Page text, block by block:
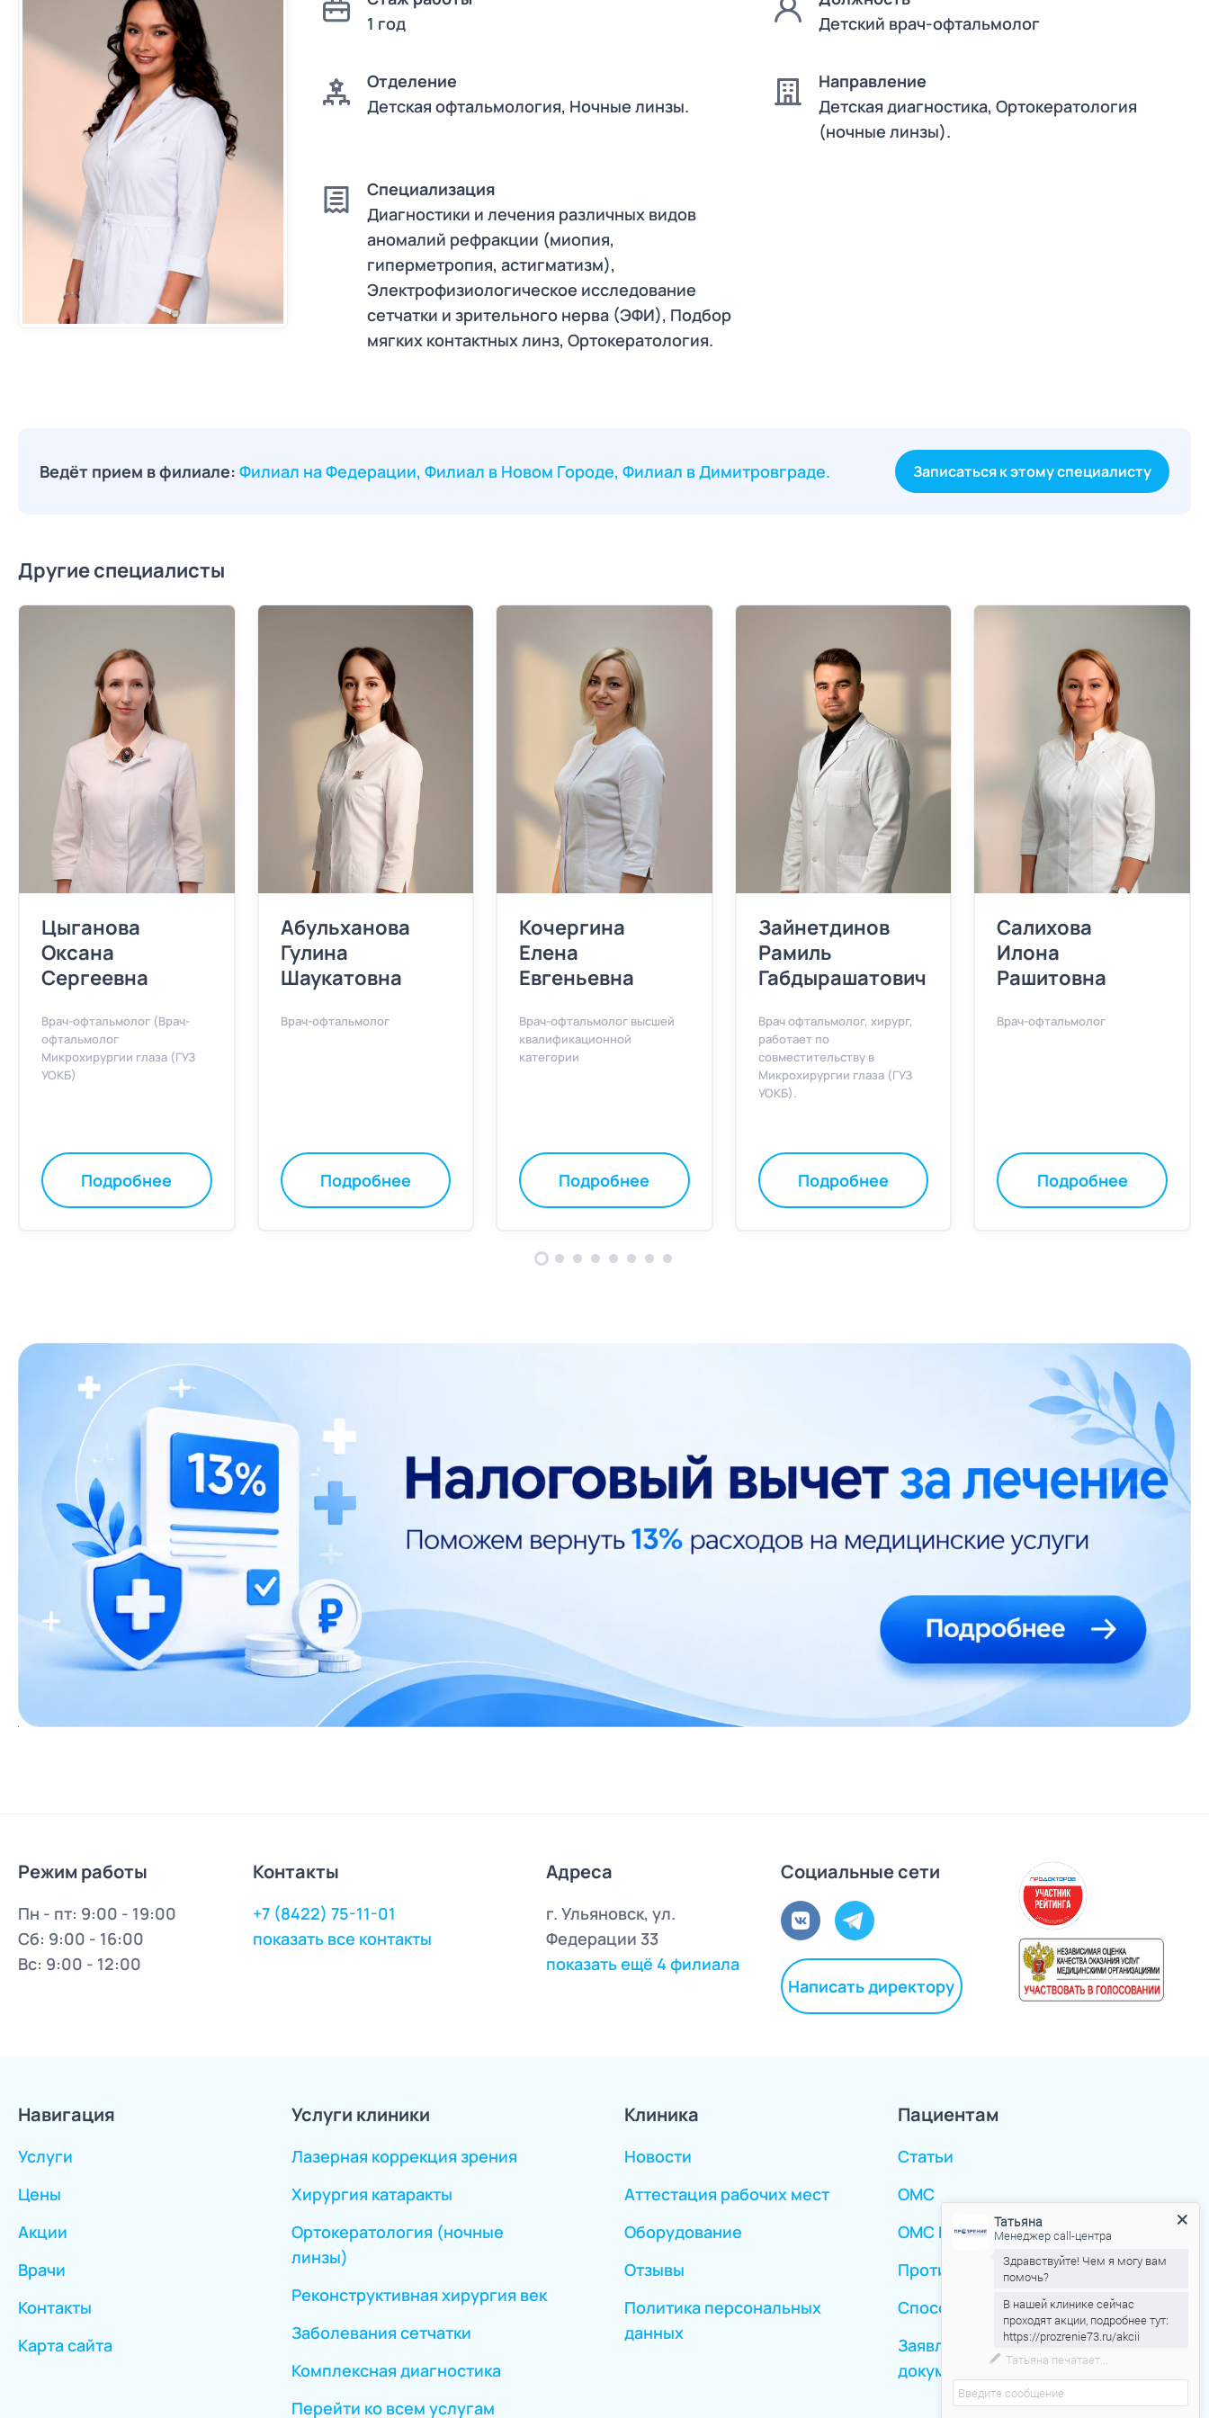
Детская офтальмология
Лазерная коррекция зрения
Удаление катаракты с заменой
ИОЛ в Ульяновске
Коррекция зрения после 45 лет
Лечение глаукомы
Лазерный центр
Ортокератология (Ночные линзы)
Амбулаторные операции
Интравитреальные инъекции
(При лечении ВМД)
Микроинвазивная витрэктомия
1 год
Детский врач-офтальмолог
Отделение
Детская офтальмология Ночные линзы
Направление
Детская диагностика Ортокератология
(ночные линзы)
Специализация
Диагностики и лечения различных видов
аномалий рефракции (миопия,
гиперметропия, астигматизм)
Электрофизиологическое исследование
сетчатки и зрительного нерва (ЭФИ) Подбор
мягких контактных линз Ортокератология
Ведёт прием в филиале: Филиал на Федерации Филиал в Новом Городе Филиал в Димитровграде Записаться к этому специалисту
Другие специалисты
Цыганова
Оксана
Сергеевна
Врач-офтальмолог (Врач-
офтальмолог
Микрохирургии глаза (ГУЗ
УОКБ)
Подробнее
Абульханова
Гулина
Шаукатовна
Врач-офтальмолог
Подробнее
Кочергина
Елена
Евгеньевна
Врач-офтальмолог высшей
квалификационной
категории
Подробнее
Зайнетдинов
Рамиль
Габдырашатович
Врач офтальмолог, хирург,
работает по
совместительству в
Микрохирургии глаза (ГУЗ
УОКБ).
Подробнее
Салихова
Илона
Рашитовна
Врач-офтальмолог
Подробнее
Режим работы
Пн - пт: 9:00 - 19:00
Сб: 9:00 - 16:00
Вс: 9:00 - 12:00
Контакты
+7 (8422) 75-11-01
показать все контакты
Адреса
г. Ульяновск, ул.
Федерации 33
показать ещё 4 филиала
Социальные сети
Написать директору
Навигация
Услуги
Цены
Акции
Врачи
Контакты
Карта сайта
Услуги клиники
Лазерная коррекция зрения
Хирургия катаракты
Ортокератология (ночные
линзы)
Реконструктивная хирургия век
Заболевания сетчатки
Комплексная диагностика
Перейти ко всем услугам
Клиника
Новости
Аттестация рабочих мест
Оборудование
Отзывы
Политика персональных
данных
Пациентам
Статьи
ОМС
ОМС Иногородние
Противопоказания
Способы оплаты
Заявление о выдаче мед.
документов
Татьяна
Менеджер call-центра
Здравствуйте! Чем я могу вам
помочь?
В нашей клинике сейчас
проходят акции, подробнее тут:
https://prozrenie73.ru/akcii
Татьяна печатает...